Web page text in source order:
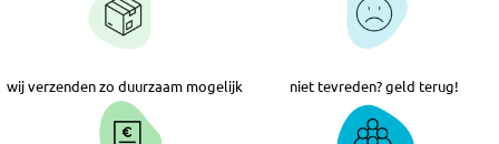
wij verzenden zo duurzaam mogelijk niet tevreden? geld terug!